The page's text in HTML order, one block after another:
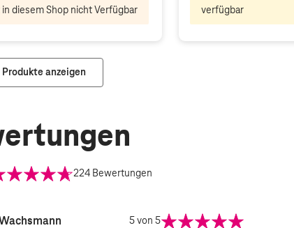
in diesem Shop nicht Verfügbar
verfügbar
anzeigen
224 Bewertungen
5von 5